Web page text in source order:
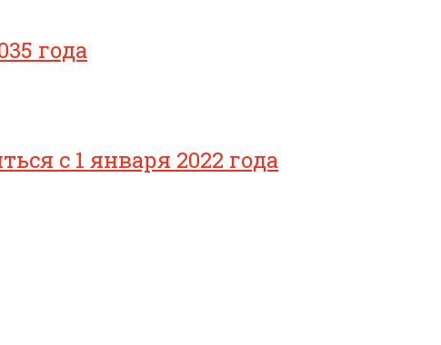
года
с 1 января 2022 года